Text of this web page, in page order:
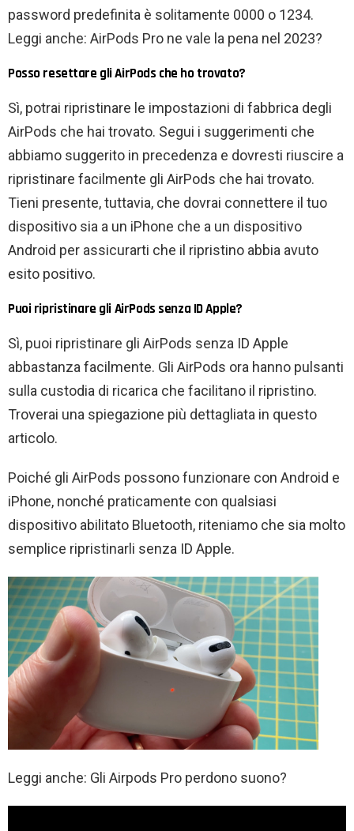
password predefinita è solitamente 0000 o 1234.
Leggi anche: AirPods Pro ne vale la pena nel 2023?
Posso resettare gli AirPods che ho trovato?
Sì, potrai ripristinare le impostazioni di fabbrica degli
AirPods che hai trovato. Segui i suggerimenti che
abbiamo suggerito in precedenza e dovresti riuscire a
ripristinare facilmente gli AirPods che hai trovato.
Tieni presente, tuttavia, che dovrai connettere il tuo
dispositivo sia a un iPhone che a un dispositivo
Android per assicurarti che il ripristino abbia avuto
esito positivo.
Puoi ripristinare gli AirPods senza ID Apple?
Sì, puoi ripristinare gli AirPods senza ID Apple
abbastanza facilmente. Gli AirPods ora hanno pulsanti
sulla custodia di ricarica che facilitano il ripristino.
Troverai una spiegazione più dettagliata in questo
articolo.
Poiché gli AirPods possono funzionare con Android e
iPhone, nonché praticamente con qualsiasi
dispositivo abilitato Bluetooth, riteniamo che sia molto
semplice ripristinarli senza ID Apple.
Leggi anche: Gli Airpods Pro perdono suono?